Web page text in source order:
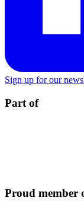
Sign up for our
Part of
Proud member